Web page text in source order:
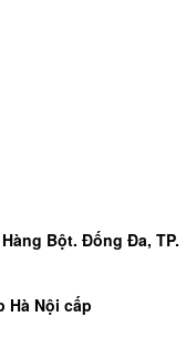
Bột. Đống Đa, TP.
Hà Nội cấp